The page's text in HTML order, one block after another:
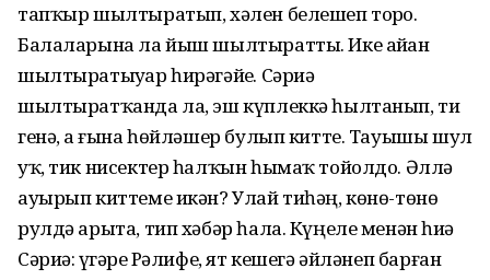
тапҡыр шылтыратып, хәлен белешеп торҙо.
Балаларына ла йыш шылтыратты. Ике айҙан
шылтыратыуҙар һирәгәйҙе. Сәриә
шылтыратҡанда ла, эш күплеккә һылтанып, тиҙ
генә, аҙ ғына һөйлә­шер булып китте. Тауышы шул
уҡ, тик нисектер һалҡын һымаҡ тойолдо. Әллә
ауырып киттеме икән? Улай тиһәң, көнө-төнө
рулдә арыта, тип хәбәр һала. Күңеле менән һиҙә
Сәриә: үҙгәрҙе Рәлифе, ят кешегә әйләнеп барған